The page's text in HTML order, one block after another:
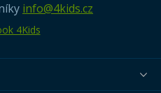
info@4kids.cz
4Kids